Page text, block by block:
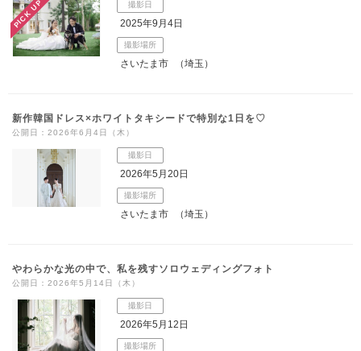
結婚式場での撮影 挙式フォト
神社・寺院での撮影
動画の作成
家族・友人と撮影
庭園での撮影
PICK UP 撮影日
2025年9月4日
撮影場所
さいたま市 （埼玉）
新作韓国ドレス×ホワイトタキシードで特別な1日を♡
公開日：2026年6月4日（木）
撮影日
2026年5月20日
撮影場所
さいたま市 （埼玉）
やわらかな光の中で、私を残すソロウェディングフォト
公開日：2026年5月14日（木）
撮影日
2026年5月12日
撮影場所